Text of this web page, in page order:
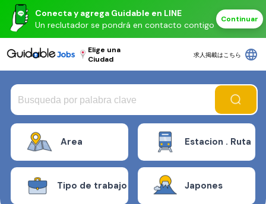
Conecta y agrega Guidable en LINE
Un reclutador se pondrá en contacto contigo
Continuar
Elige una
Ciudad
求人掲載はこちら language
Area Estacion . Ruta
Tipo de trabajo Japones